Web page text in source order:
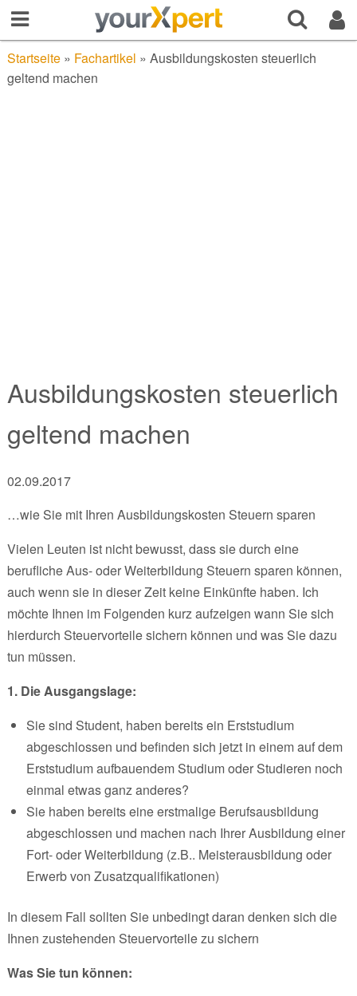
Startseite» Fachartikel » Ausbildungskosten steuerlich
geltend machen
Ausbildungskosten steuerlich
geltend machen
02.09.2017
…wie Sie mit Ihren Ausbildungskosten Steuern sparen
Vielen Leuten ist nicht bewusst, dass sie durch eine
berufliche Aus- oder Weiterbildung Steuern sparen können,
auch wenn sie in dieser Zeit keine Einkünfte haben. Ich
möchte Ihnen im Folgenden kurz aufzeigen wann Sie sich
hierdurch Steuervorteile sichern können und was Sie dazu
tun müssen.
1. Die Ausgangslage:
Sie sind Student, haben bereits ein Erststudium
abgeschlossen und befinden sich jetzt in einem auf dem
Erststudium aufbauendem Studium oder Studieren noch
einmal etwas ganz anderes?
Sie haben bereits eine erstmalige Berufsausbildung
abgeschlossen und machen nach Ihrer Ausbildung einer
Fort- oder Weiterbildung (z.B.. Meisterausbildung oder
Erwerb von Zusatzqualifikationen)
In diesem Fall sollten Sie unbedingt daran denken sich die
Ihnen zustehenden Steuervorteile zu sichern
Was Sie tun können: